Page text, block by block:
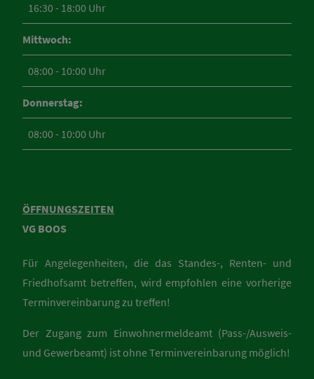
16:30 - 18:00 Uhr
Mittwoch:
08:00 - 10:00 Uhr
Donnerstag:
08:00 - 10:00 Uhr
ÖFFNUNGSZEITEN
VG BOOS
Für Angelegenheiten, die das Standes-, Renten- und
Friedhofsamt betreffen, wird empfohlen eine vorherige
Terminvereinbarung zu treffen!
Der Zugang zum Einwohnermeldeamt (Pass-/Ausweis-
und Gewerbeamt) ist ohne Terminvereinbarung möglich!